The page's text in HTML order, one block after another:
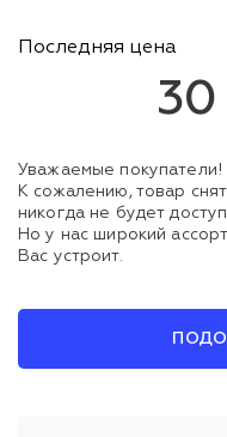
Последняя цена
Уважаемые покупатели!
К сожалению, товар
никогда не будет
Но у нас широкий
Вас устроит.